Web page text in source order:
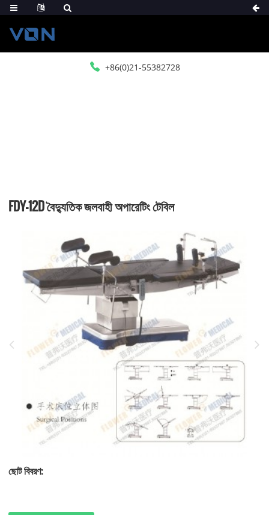
+86(0)21-55382728
FDY-12D বৈদ্যুতিক জলবাহী অপারেটিং টেবিল
ছোট বিবরণ: